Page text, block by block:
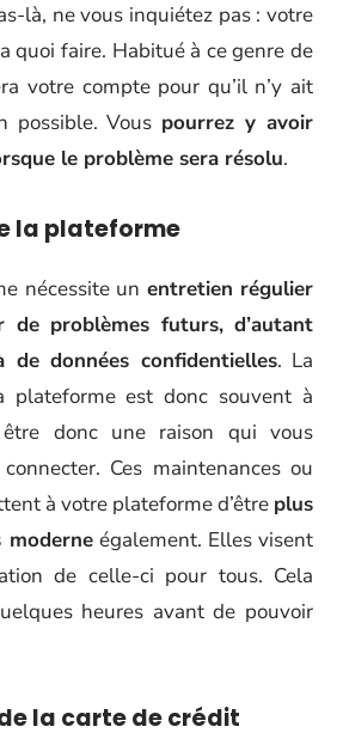
là, ne vous inquiétez pas : votre
quoi faire. Habitué à ce genre de
votre compte pour qu’il n’y ait
possible. Vous pourrez y avoir
le problème sera résolu.
la plateforme
nécessite un entretien régulier
de problèmes futurs, d’autant
de données confidentielles. La
plateforme est donc souvent à
donc une raison qui vous
Ces maintenances ou
à votre plateforme d’être plus
moderneégalement. Elles visent
de celle-ci pour tous. Cela
heures avant de pouvoir
la carte de crédit